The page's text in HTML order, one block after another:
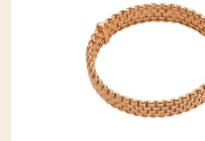
KOLLEKTION